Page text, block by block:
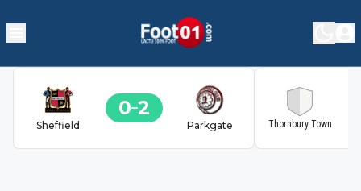
Sheffield
0 2
Parkgate Thornbury Town